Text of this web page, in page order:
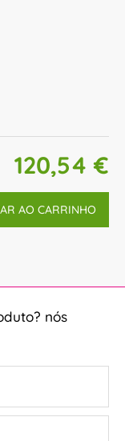
120,54 €
AO CARRINHO
nós